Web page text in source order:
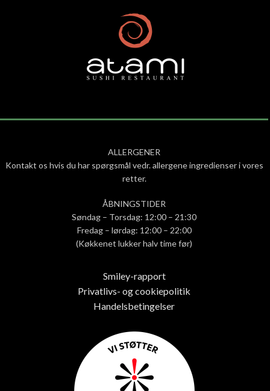
ALLERGENER
Kontakt os hvis du har spørgsmål vedr. allergene ingredienser i vores
retter.
ÅBNINGSTIDER
Søndag – Torsdag: 12:00 – 21:30
Fredag – lørdag: 12:00 – 22:00
(Køkkenet lukker halv time før)
Smiley-rapport
Privatlivs- og cookiepolitik
Handelsbetingelser